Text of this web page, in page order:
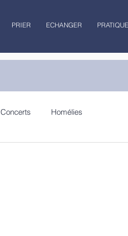
PRIER ECHANGER PRATIQUE
Concerts Homélies